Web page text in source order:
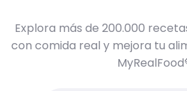
Explora más de 200.000
con comida real y mejora tu